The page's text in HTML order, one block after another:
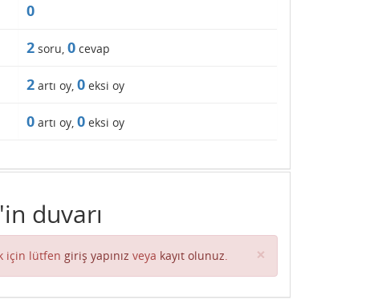
0
2soru, 0cevap
2artı oy, 0eksi oy
0artı oy, 0eksi oy
duvarı
için lütfen giriş yapınız veya kayıt olunuz. ×